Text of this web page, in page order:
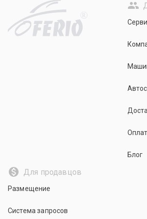
R
Блог
Для продавцов
Размещение
Система запросов